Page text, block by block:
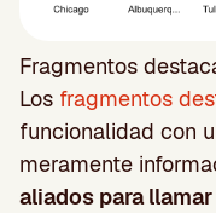
Fragmentos
Los fragmentos
funcionalidad con
meramente
aliados para